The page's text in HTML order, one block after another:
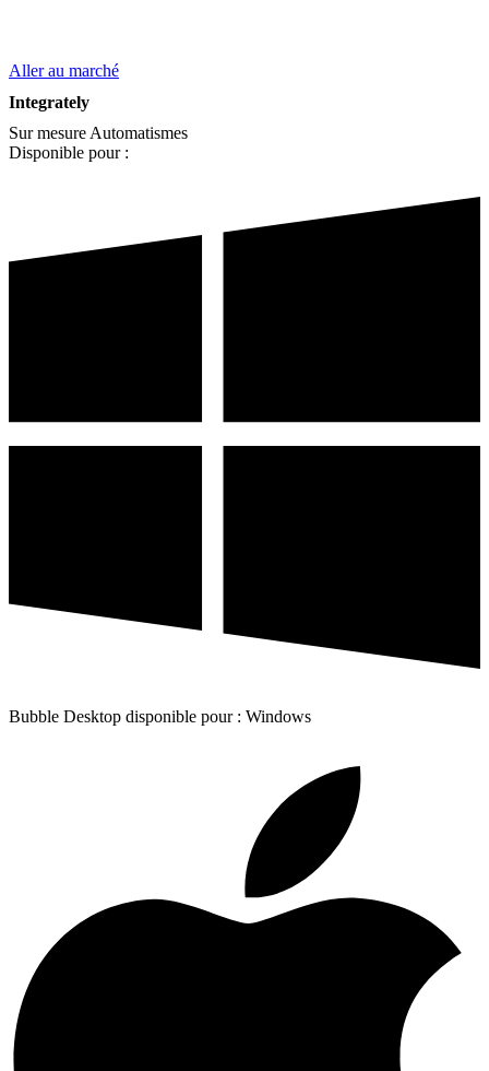
Aller au marché
Integrately
Sur mesureAutomatismes
Disponible pour :
Bubble Desktop disponible pour : Windows